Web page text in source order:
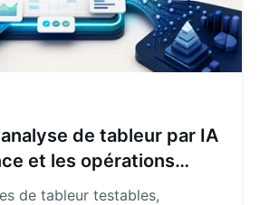
de tableur par IA
et les opérations
de tableur testables,